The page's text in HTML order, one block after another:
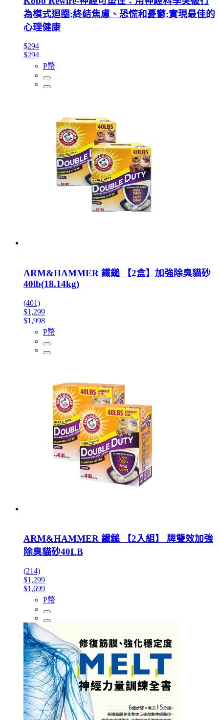
為模式迴圈:終結焦慮、恐慌和憂鬱:實現最佳的
心理健康
$294
$294
P幣
ARM&HAMMER 鐵鎚 【2盒】加強除臭貓砂
40lb(18.14kg)
(401)
$1,299
$1,998
P幣
ARM&HAMMER 鐵鎚 【2入組】 牌雙效加強
除臭貓砂40LB
(214)
$1,299
$1,699
P幣